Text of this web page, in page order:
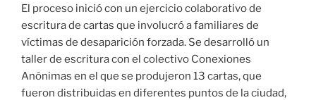
El proceso inició con un ejercicio colaborativo de
escritura de cartas que involucró a familiares de
víctimas de desaparición forzada. Se desarrolló un
taller de escritura con el colectivo Conexiones
Anónimas en el que se produjeron 13 cartas, que
fueron distribuidas en diferentes puntos de la ciudad,